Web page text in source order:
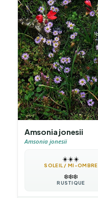
Amsonia jonesii
Amsonia jonesii
☀️☀️☀️
SOLEIL / MI-OMBRE
❄️❄️❄️
RUSTIQUE